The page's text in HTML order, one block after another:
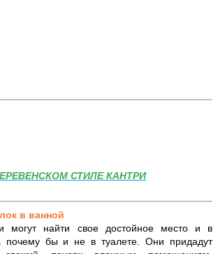
СТИЛЕ КАНТРИ
в ванной
могут найти свое достойное место и в
почему бы и не в туалете. Они придадут